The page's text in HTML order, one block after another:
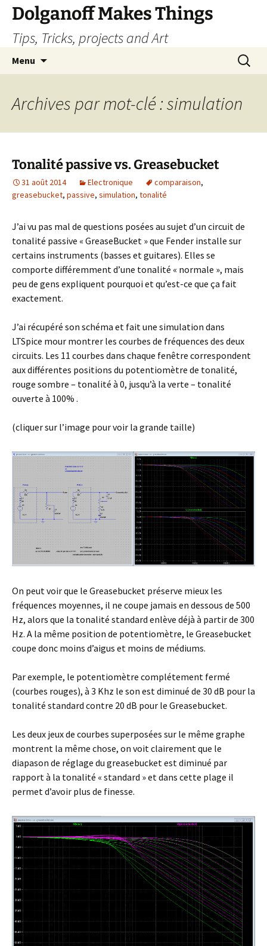
Dolganoff Makes Things
Tips, Tricks, projects and Art
Menu
Archives par mot-clé : simulation
Tonalité passive vs. Greasebucket
31 août 2014 Electronique comparaison,
greasebucket, passive, simulation, tonalité
J’ai vu pas mal de questions posées au sujet d’un circuit de
tonalité passive « GreaseBucket » que Fender installe sur
certains instruments (basses et guitares). Elles se
comporte différemment d’une tonalité « normale », mais
peu de gens expliquent pourquoi et qu’est-ce que ça fait
exactement.
J’ai récupéré son schéma et fait une simulation dans
LTSpice mour montrer les courbes de fréquences des deux
circuits. Les 11 courbes dans chaque fenêtre correspondent
aux différentes positions du potentiomètre de tonalité,
rouge sombre – tonalité à 0, jusqu’à la verte – tonalité
ouverte à 100% .
(cliquer sur l’image pour voir la grande taille)
On peut voir que le Greasebucket préserve mieux les
fréquences moyennes, il ne coupe jamais en dessous de 500
Hz, alors que la tonalité standard enlève déjà à partir de 300
Hz. A la même position de potentiomètre, le Greasebucket
coupe donc moins d’aigus et moins de médiums.
Par exemple, le potentiomètre complétement fermé
(courbes rouges), à 3 Khz le son est diminué de 30 dB pour la
tonalité standard contre 20 dB pour le Greasebucket.
Les deux jeux de courbes superposées sur le même graphe
montrent la même chose, on voit clairement que le
diapason de réglage du greasebucket est diminué par
rapport à la tonalité « standard » et dans cette plage il
permet d’avoir plus de finesse.